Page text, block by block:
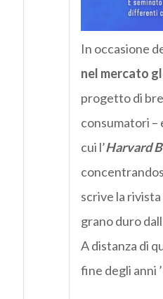
In occasione
nel mercato
progetto di
consumatori –
cui l’Harvard
scrive la
grano duro
A distanza di
fine degli anni